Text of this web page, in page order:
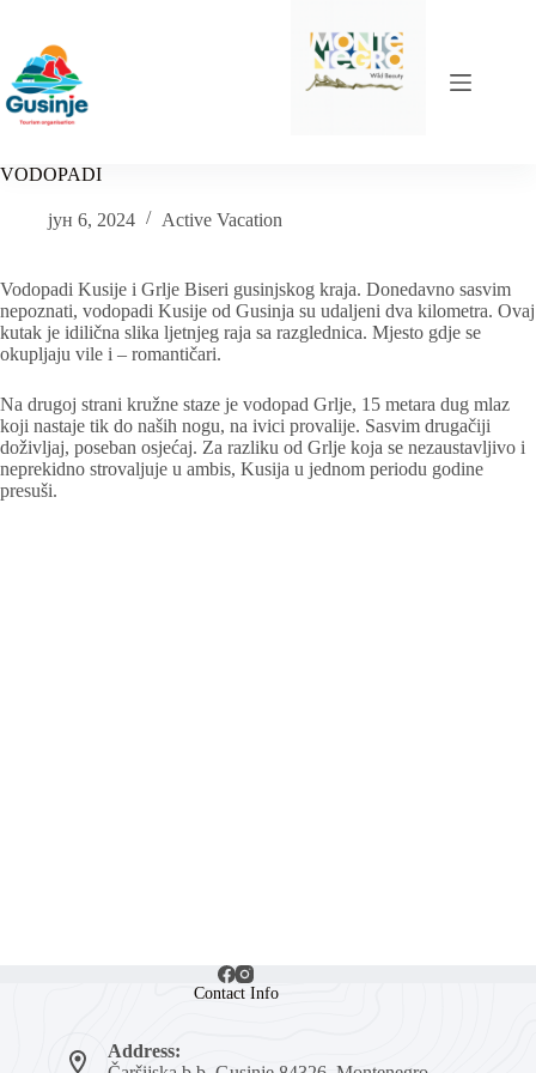
content
VODOPADI
јун 6, 2024 Active Vacation
Vodopadi Kusije i Grlje Biseri gusinjskog kraja. Donedavno sasvim
nepoznati, vodopadi Kusije od Gusinja su udaljeni dva kilometra. Ovaj
kutak je idilična slika ljetnjeg raja sa razglednica. Mjesto gdje se
okupljaju vile i – romantičari.
Na drugoj strani kružne staze je vodopad Grlje, 15 metara dug mlaz
koji nastaje tik do naših nogu, na ivici provalije. Sasvim drugačiji
doživljaj, poseban osjećaj. Za razliku od Grlje koja se nezaustavljivo i
neprekidno strovaljuje u ambis, Kusija u jednom periodu godine
presuši.
Contact Info
Address: